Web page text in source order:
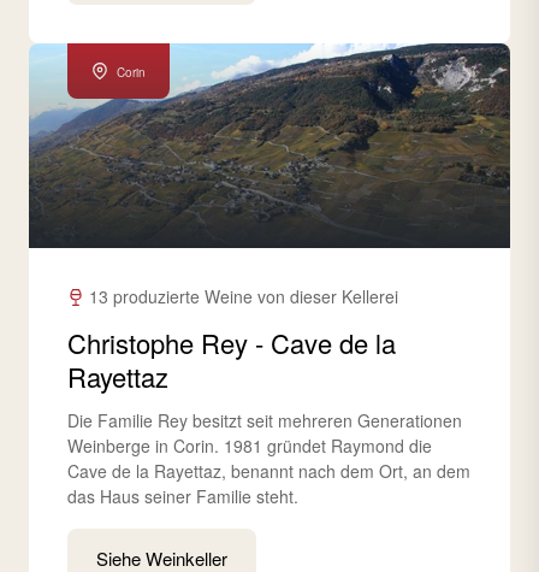
Corin
13 produzierte Weine von dieser Kellerei
Christophe Rey - Cave de la
Rayettaz
Die Familie Rey besitzt seit mehreren Generationen
Weinberge in Corin. 1981 gründet Raymond die
Cave de la Rayettaz, benannt nach dem Ort, an dem
das Haus seiner Familie steht.
Siehe Weinkeller